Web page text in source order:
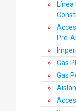
Línea
Pre-
Gas
Gas